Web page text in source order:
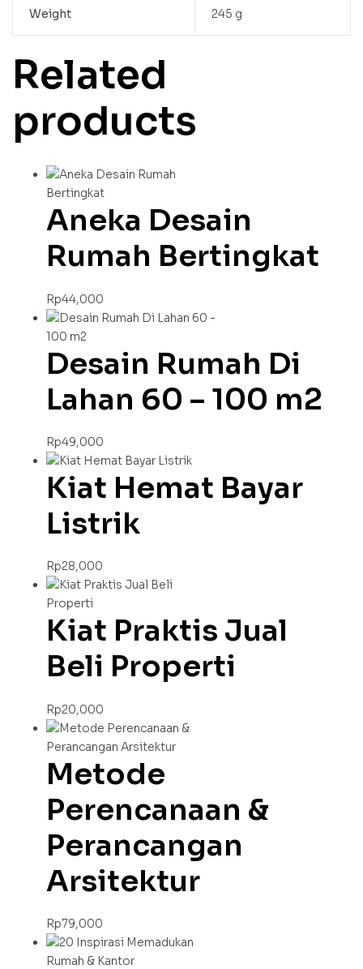
Weight 245 g
Related
products
Aneka Desain
Rumah Bertingkat
Rp44,000
Desain Rumah Di
Lahan 60 – 100 m2
Rp49,000
Kiat Hemat Bayar
Listrik
Rp28,000
Kiat Praktis Jual
Beli Properti
Rp20,000
Metode
Perencanaan &
Perancangan
Arsitektur
Rp79,000